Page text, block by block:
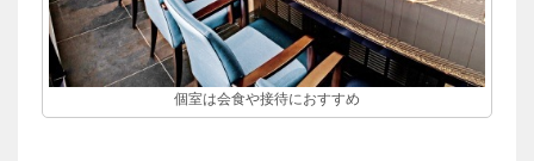
個室は会食や接待におすすめ